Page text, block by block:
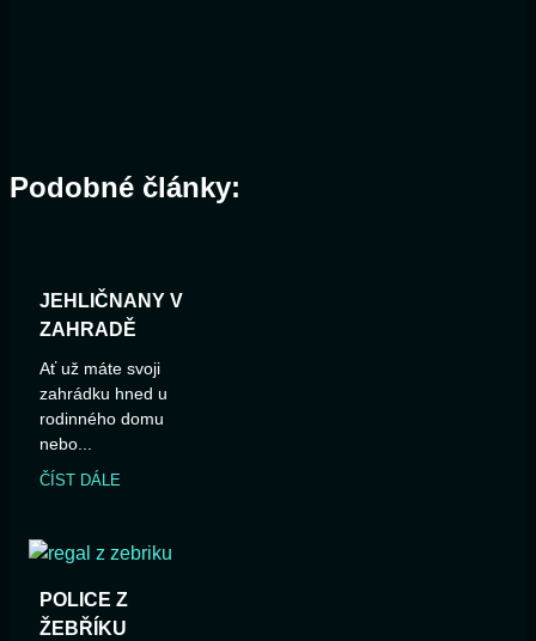
Podobné články:
JEHLIČNANY V
ZAHRADĚ
Ať už máte svoji
zahrádku hned u
rodinného domu
nebo...
ČÍST DÁLE
POLICE Z
ŽEBŘÍKU